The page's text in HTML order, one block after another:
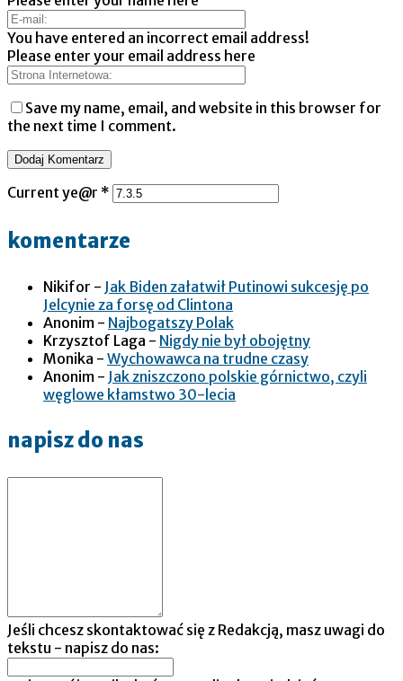
You have entered an incorrect email address!
Please enter your email address here
Save my name, email, and website in this browser for
the next time I comment.
Current ye@r *
komentarze
Nikifor - Jak Biden załatwił Putinowi sukcesję po
Jelcynie za forsę od Clintona
Anonim - Najbogatszy Polak
Krzysztof Laga - Nigdy nie był obojętny
Monika - Wychowawca na trudne czasy
Anonim - Jak zniszczono polskie górnictwo, czyli
węglowe kłamstwo 30-lecia
napisz do nas
Jeśli chcesz skontaktować się z Redakcją, masz uwagi do
tekstu - napisz do nas: